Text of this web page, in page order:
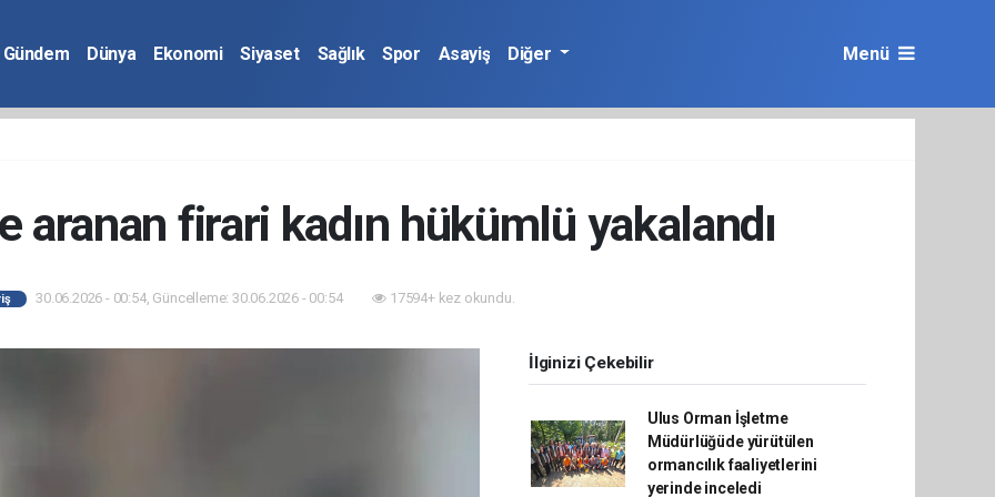
Gündem Dünya Ekonomi Siyaset Sağlık Spor Asayiş Diğer Menü
aranan firari kadın hükümlü yakalandı
30.06.2026 - 00:54, Güncelleme: 30.06.2026 - 00:54 17594+ kez okundu.
İlginizi Çekebilir
Ulus Orman İşletme
Müdürlüğüde yürütülen
ormancılık faaliyetlerini
yerinde inceledi